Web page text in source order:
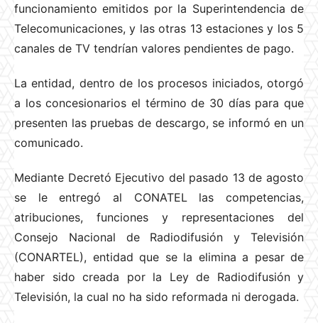
funcionamiento emitidos por la Superintendencia de
Telecomunicaciones, y las otras 13 estaciones y los 5
canales de TV tendrían valores pendientes de pago.
La entidad, dentro de los procesos iniciados, otorgó
a los concesionarios el término de 30 días para que
presenten las pruebas de descargo, se informó en un
comunicado.
Mediante Decretó Ejecutivo del pasado 13 de agosto
se le entregó al CONATEL las competencias,
atribuciones, funciones y representaciones del
Consejo Nacional de Radiodifusión y Televisión
(CONARTEL), entidad que se la elimina a pesar de
haber sido creada por la Ley de Radiodifusión y
Televisión, la cual no ha sido reformada ni derogada.